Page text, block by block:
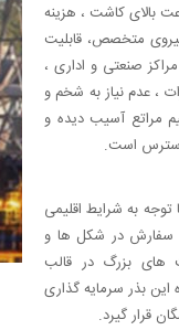
بالای کاشت ، هزینه
متخصص، قابلیت
صنعتی و اداری ،
، عدم نیاز به شخم و
مراتع آسیب دیده و
دسترس است.
به شرایط اقلیمی
و سفارش در شکل ها و
های بزرگ در قالب
این بذر سرمایه گذاری
قرار گیرد.